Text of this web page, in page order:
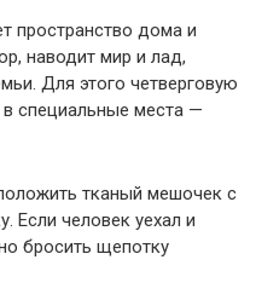
пространство дома и
наводит мир и лад,
Для этого четверговую
специальные места —
тканый мешочек с
Если человек уехал и
бросить щепотку